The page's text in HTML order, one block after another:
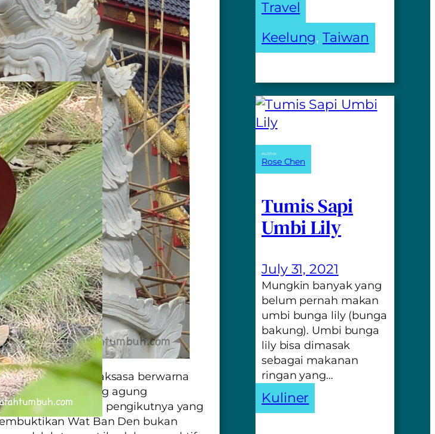
patung Buddha raksasa berwarna
ini. Sosoknya yang agung
ketenangan bagi pengikutnya yang
Wat Ban Den bukan
Travel
Keelung, Taiwan
Author:
Rose Chen
Tumis Sapi
Umbi Lily
July 31, 2021
Mungkin banyak yang
belum pernah makan
umbi bunga lily (bunga
bakung). Umbi bunga
lily bisa dimasak
sebagai makanan
ringan yang…
Kuliner